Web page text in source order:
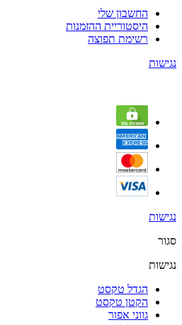
החשבון שלי
היסטוריית ההזמנות
רשימת תפוצה
נגישות
נגישות
סגור
נגישות
הגדל טקסט
הקטן טקסט
גווני אפור